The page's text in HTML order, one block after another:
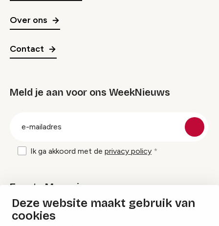
Deze website maakt gebruik van
cookies
Over ons
Contact
Meld je aan voor ons WeekNieuws
Ik ga akkoord met de privacy policy
Events Magazine
Ik ontvang graag Events Magazine